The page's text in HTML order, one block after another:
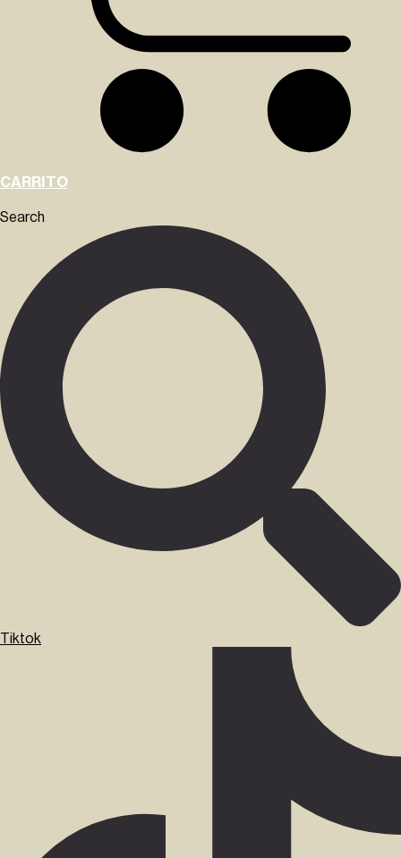
CARRITO
Search
Tiktok